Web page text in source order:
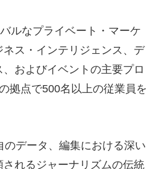
ルなプライベート・マーケ
ネス・インテリジェンス、デ
およびイベントの主要プロ
拠点で500名以上の従業員を
のデータ、編集における深い
れるジャーナリズムの伝統